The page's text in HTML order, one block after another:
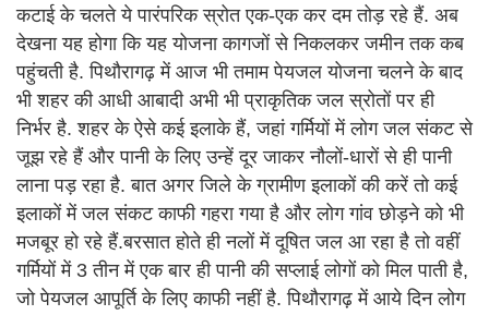
कटाई के चलते ये पारंपरिक स्रोत एक-एक कर दम तोड़ रहे हैं. अब
देखना यह होगा कि यह योजना कागजों से निकलकर जमीन तक कब
पहुंचती है. पिथौरागढ़ में आज भी तमाम पेयजल योजना चलने के बाद
भी शहर की आधी आबादी अभी भी प्राकृतिक जल स्रोतों पर ही
निर्भर है. शहर के ऐसे कई इलाके हैं, जहां गर्मियों में लोग जल संकट से
जूझ रहे हैं और पानी के लिए उन्हें दूर जाकर नौलों-धारों से ही पानी
लाना पड़ रहा है. बात अगर जिले के ग्रामीण इलाकों की करें तो कई
इलाकों में जल संकट काफी गहरा गया है और लोग गांव छोड़ने को भी
मजबूर हो रहे हैं.बरसात होते ही नलों में दूषित जल आ रहा है तो वहीं
गर्मियों में 3 तीन में एक बार ही पानी की सप्लाई लोगों को मिल पाती है,
जो पेयजल आपूर्ति के लिए काफी नहीं है. पिथौरागढ़ में आये दिन लोग